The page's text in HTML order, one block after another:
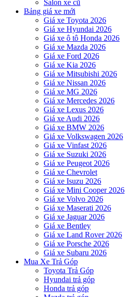
Salon xe cũ
Bảng giá xe mới
Giá xe Toyota 2026
Giá xe Hyundai 2026
Giá xe ô tô Honda 2026
Giá xe Mazda 2026
Giá xe Ford 2026
Giá xe Kia 2026
Giá xe Mitsubishi 2026
Giá xe Nissan 2026
Giá xe MG 2026
Giá xe Mercedes 2026
Giá xe Lexus 2026
Giá xe Audi 2026
Giá xe BMW 2026
Giá xe Volkswagen 2026
Giá xe Vinfast 2026
Giá xe Suzuki 2026
Giá xe Peugeot 2026
Giá xe Chevrolet
Giá xe Isuzu 2026
Giá xe Mini Cooper 2026
Giá xe Volvo 2026
Giá xe Maserati 2026
Giá xe Jaguar 2026
Giá xe Bentley
Giá xe Land Rover 2026
Giá xe Porsche 2026
Giá xe Subaru 2026
Mua Xe Trả Góp
Toyota Trả Góp
Hyundai trả góp
Honda trả góp